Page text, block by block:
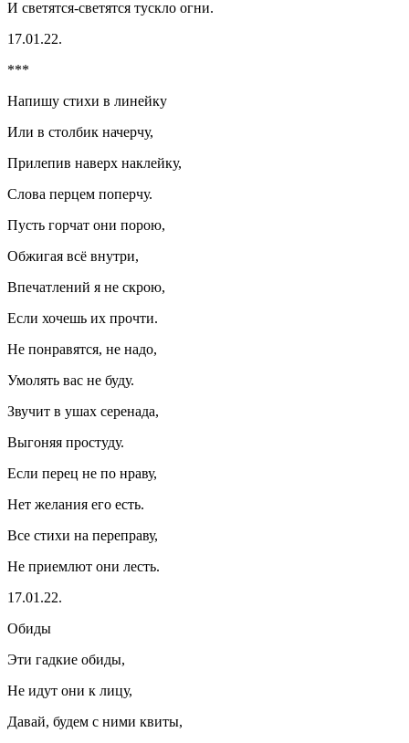
И светятся-светятся тускло огни.
17.01.22.
***
Напишу стихи в линейку
Или в столбик начерчу,
Прилепив наверх наклейку,
Слова перцем поперчу.
Пусть горчат они порою,
Обжигая всё внутри,
Впечатлений я не скрою,
Если хочешь их прочти.
Не понравятся, не надо,
Умолять вас не буду.
Звучит в ушах серенада,
Выгоняя простуду.
Если перец не по нраву,
Нет желания его есть.
Все стихи на переправу,
Не приемлют они лесть.
17.01.22.
Обиды
Эти гадкие обиды,
Не идут они к лицу,
Давай, будем с ними квиты,